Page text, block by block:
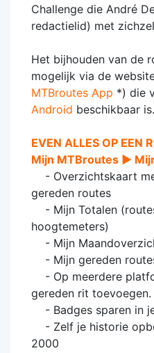
Challenge die André
redactielid) met
Het bijhouden van de
mogelijk via de
MTBroutes App *) die
Android beschikbaar is.
EVEN ALLES OP EEN
Mijn MTBroutes ►
- Overzichtskaart
gereden routes
- Mijn Totalen
hoogtemeters)
- Mijn
- Mijn gereden
- Op meerdere
gereden rit toevoegen.
- Badges sparen in
- Zelf je historie
2000